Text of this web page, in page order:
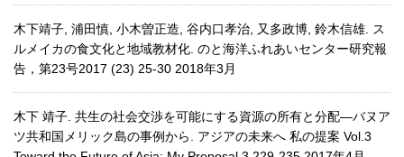
木下靖子, 浦田慎, 小木曽正造, 谷内口孝治, 又多政博, 鈴木信雄. ス
ルメイカの食文化と地域教材化. のと海洋ふれあいセンター研究報
告，第23号2017 (23) 25-30 2018年3月
木下 靖子. 共生の社会交渉を可能にする資源の所有と分配―バヌア
ツ共和国メリック島の事例から. アジアの未来へ 私の提案 Vol.3